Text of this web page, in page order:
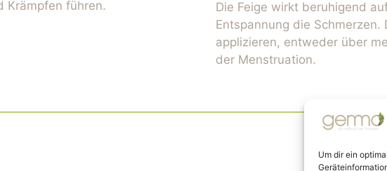
Um dir ein
Krämpfen führen.
Die Feige wirkt beruhigend
Entspannung die
applizieren, entweder über
der Menstruation.